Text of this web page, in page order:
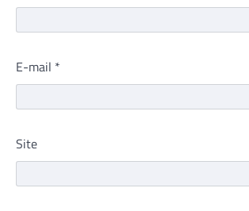
E-mail *
Site